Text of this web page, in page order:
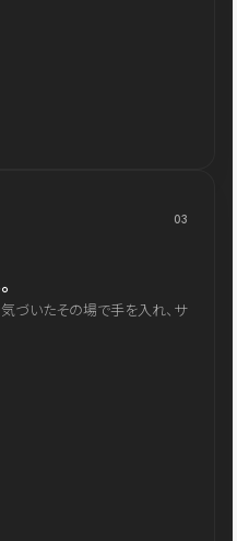
03
づいたその場で手を入れ、サ